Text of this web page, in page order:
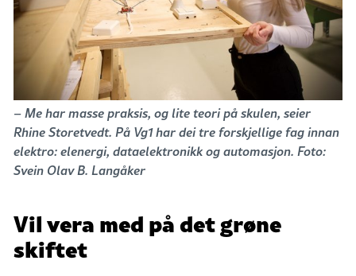
– Me har masse praksis, og lite teori på skulen, seier
Rhine Storetvedt. På Vg1 har dei tre forskjellige fag innan
elektro: elenergi, dataelektronikk og automasjon. Foto:
Svein Olav B. Langåker
Vil vera med på det grøne
skiftet